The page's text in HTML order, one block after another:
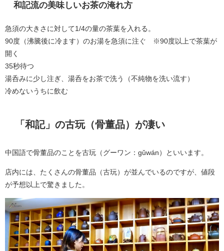
和記流の美味しいお茶の淹れ方
急須の大きさに対して1/4の量の茶葉を入れる。
90度（沸騰後に冷ます）のお湯を急須に注ぐ ※90度以上で茶葉が
開く
35秒待つ
湯呑みに少し注ぎ、湯呑をお茶で洗う（不純物を洗い流す）
冷めないうちに飲む
「和記」の古玩（骨董品）が凄い
中国語で骨董品のことを古玩（グーワン：gǔwán）といいます。
店内には、たくさんの骨董品（古玩）が並んでいるのですが、値段
が予想以上で驚きました。